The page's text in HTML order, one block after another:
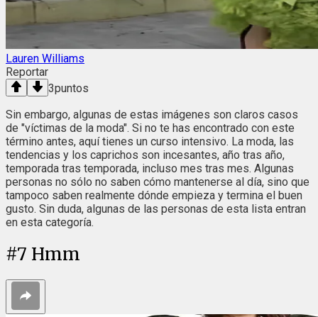
Lauren Williams
Reportar
3puntos
Sin embargo, algunas de estas imágenes son claros casos
de "víctimas de la moda". Si no te has encontrado con este
término antes, aquí tienes un curso intensivo. La moda, las
tendencias y los caprichos son incesantes, año tras año,
temporada tras temporada, incluso mes tras mes. Algunas
personas no sólo no saben cómo mantenerse al día, sino que
tampoco saben realmente dónde empieza y termina el buen
gusto. Sin duda, algunas de las personas de esta lista entran
en esta categoría.
#7 Hmm